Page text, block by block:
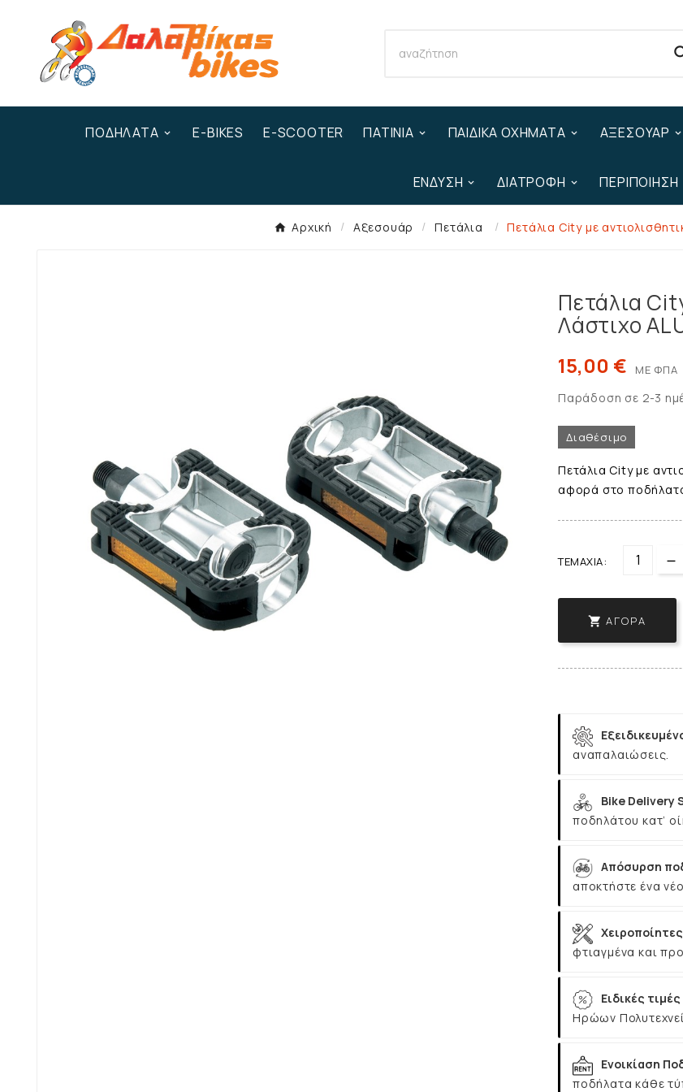
ΠΟΔΉΛΑΤΑ E-BIKES E-SCOOTER ΠΑΤΊΝΙΑ ΠΑΙΔΙΚΆ ΟΧΉΜΑΤΑ ΑΞΕΣΟΥΆΡ
ΈΝΔΥΣΗ ΔΙΑΤΡΟΦΉ ΠΕΡΙΠΟΊΗΣΗ
Αρχική Αξεσουάρ Πετάλια Πετάλια City με
Πετάλια
Λάστιχο
15,00 € ΜΕ ΦΠΑ
Παράδοση σε 2-3
Διαθέσιμο
Πετάλια City με
αφορά στο
ΤΕΜΆΧΙΑ:
 ΑΓΟΡΆ
αναπαλαιώσεις.
Bike Delivery
ποδηλάτου κατ’
Απόσυρση
αποκτήστε ένα
φτιαγμένα και
Ειδικές
Ηρώων
Ενοικίαση
ποδήλατα κάθε